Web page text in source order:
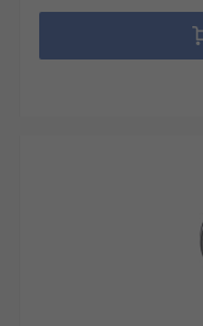
Kablar och
Verktygs-
etikettskrivartejper
etikettejper, Brady-
etikettejper och